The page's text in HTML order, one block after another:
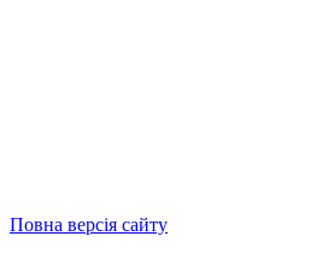
Повна версія сайту